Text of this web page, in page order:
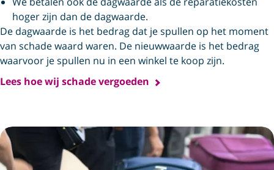
hoger zijn dan de dagwaarde.
De dagwaarde is het bedrag dat je spullen op het moment
van schade waard waren. De nieuwwaarde is het bedrag
waarvoor je spullen nu in een winkel te koop zijn.
Lees hoe wij schade vergoeden